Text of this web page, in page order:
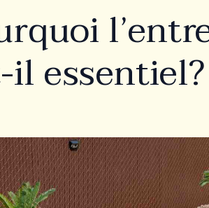
il essentiel?